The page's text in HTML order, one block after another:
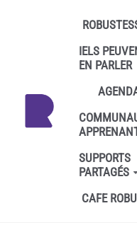
Aller au contenu principal
IELS
EN PARLER
SUPPORTS
PARTAGÉS
CAFE